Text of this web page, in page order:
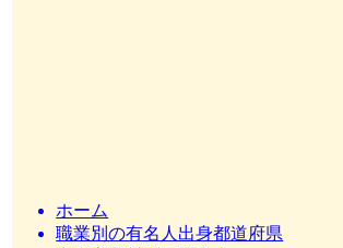
ホーム
職業別の有名人出身都道府県